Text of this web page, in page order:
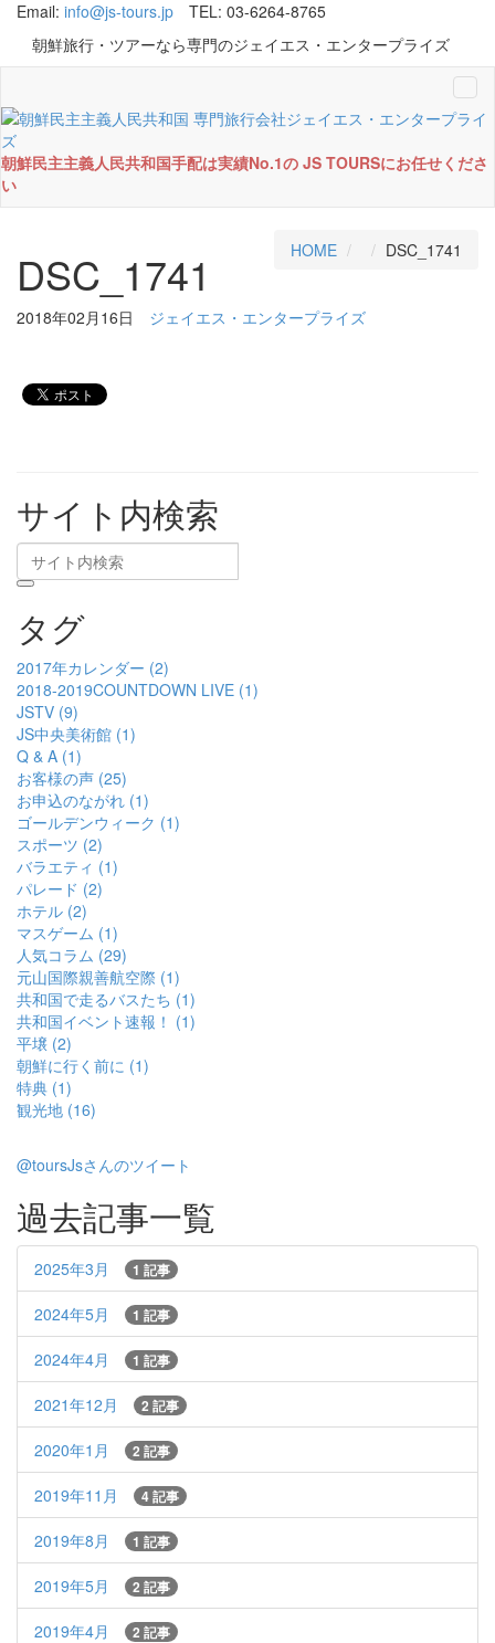
Email: info@js-tours.jp
TEL: 03-6264-8765
朝鮮旅行・ツアーなら専門のジェイエス・エンタープライズ
朝鮮民主主義人民共和国手配は実績No.1の JS TOURSにお任せくださ
い
DSC_1741 HOME DSC_1741
2018年02月16日 ジェイエス・エンタープライズ
サイト内検索
タグ
2017年カレンダー (2)
2018-2019COUNTDOWN LIVE (1)
JSTV (9)
JS中央美術館 (1)
Q & A (1)
お客様の声 (25)
お申込のながれ (1)
ゴールデンウィーク (1)
スポーツ (2)
バラエティ (1)
パレード (2)
ホテル (2)
マスゲーム (1)
人気コラム (29)
元山国際親善航空際 (1)
共和国で走るバスたち (1)
共和国イベント速報！ (1)
平壌 (2)
朝鮮に行く前に (1)
特典 (1)
観光地 (16)
@toursJsさんのツイート
過去記事一覧
2025年3月 1 記事
2024年5月 1 記事
2024年4月 1 記事
2021年12月 2 記事
2020年1月 2 記事
2019年11月 4 記事
2019年8月 1 記事
2019年5月 2 記事
2019年4月 2 記事